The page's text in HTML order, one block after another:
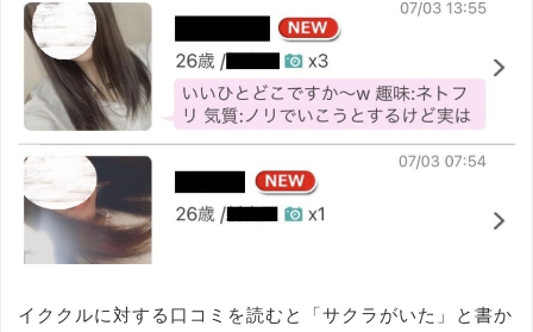
イククルに対する口コミを読むと「サクラがいた」と書か